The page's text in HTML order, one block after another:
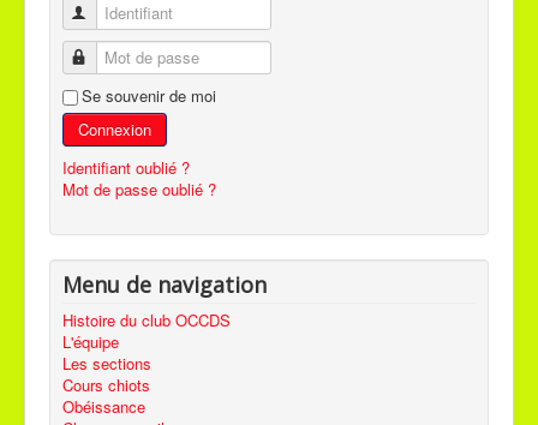
Identifiant
Mot de passe
Se souvenir de moi
Connexion
Identifiant oublié ?
Mot de passe oublié ?
Menu de navigation
Histoire du club OCCDS
L'équipe
Les sections
Cours chiots
Obéissance